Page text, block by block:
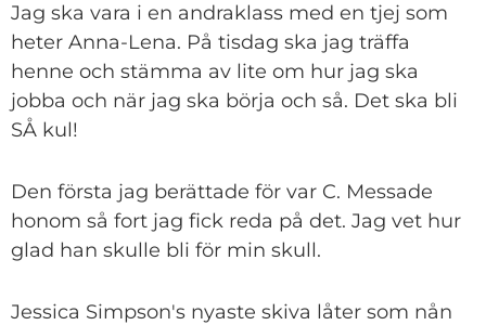
Jag ska vara i en andraklass med en tjej som
heter Anna-Lena. På tisdag ska jag träffa
henne och stämma av lite om hur jag ska
jobba och när jag ska börja och så. Det ska bli
SÅ kul!
Den första jag berättade för var C. Messade
honom så fort jag fick reda på det. Jag vet hur
glad han skulle bli för min skull.
Jessica Simpson's nyaste skiva låter som nån